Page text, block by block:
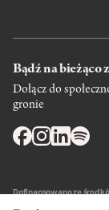
Bądź na bieżąco
Dołącz do
gronie
Dofinansowano ze